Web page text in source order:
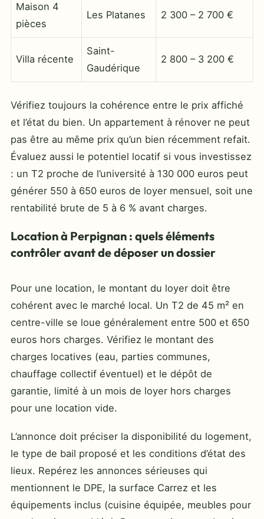
Maison 4
pièces
Les Platanes 2 300 – 2 700 €
Villa récente
Saint-
Gaudérique
2 800 – 3 200 €
Vérifiez toujours la cohérence entre le prix affiché
et l’état du bien. Un appartement à rénover ne peut
pas être au même prix qu’un bien récemment refait.
Évaluez aussi le potentiel locatif si vous investissez
: un T2 proche de l’université à 130 000 euros peut
générer 550 à 650 euros de loyer mensuel, soit une
rentabilité brute de 5 à 6 % avant charges.
Location à Perpignan : quels éléments
contrôler avant de déposer un dossier
Pour une location, le montant du loyer doit être
cohérent avec le marché local. Un T2 de 45 m² en
centre-ville se loue généralement entre 500 et 650
euros hors charges. Vérifiez le montant des
charges locatives (eau, parties communes,
chauffage collectif éventuel) et le dépôt de
garantie, limité à un mois de loyer hors charges
pour une location vide.
L’annonce doit préciser la disponibilité du logement,
le type de bail proposé et les conditions d’état des
lieux. Repérez les annonces sérieuses qui
mentionnent le DPE, la surface Carrez et les
équipements inclus (cuisine équipée, meubles pour